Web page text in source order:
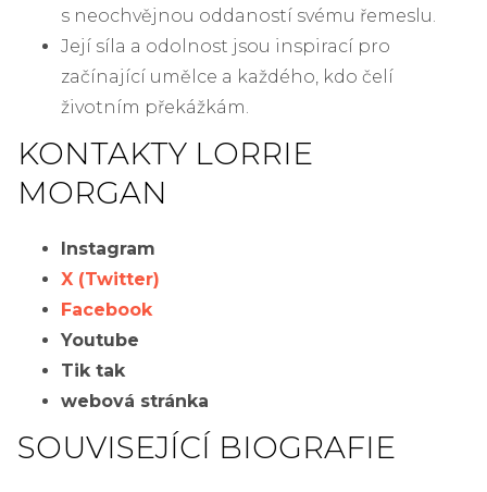
s neochvějnou oddaností svému řemeslu.
Její síla a odolnost jsou inspirací pro
začínající umělce a každého, kdo čelí
životním překážkám.
KONTAKTY LORRIE
MORGAN
Instagram
X (Twitter)
Facebook
Youtube
Tik tak
webová stránka
SOUVISEJÍCÍ BIOGRAFIE